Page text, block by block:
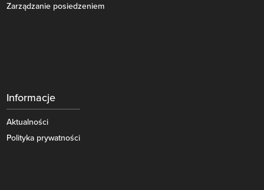
Zarządzanie posiedzeniem
Informacje
Aktualności
Polityka prywatności